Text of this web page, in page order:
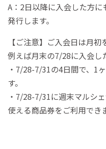
A：2日以降に入会した方
発行します。
【ご注意】ご入会日は月初
例えば月末の7/28に入会し
・7/28-7/31の4日間で、1
す。
・7/28-7/31に週末マルシ
使える商品券をご利用でき